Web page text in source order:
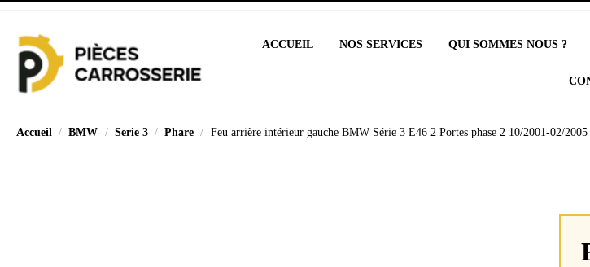
ACCUEIL NOS SERVICES QUI SOMMES NOUS ?
Accueil BMW Serie 3 Phare Feu arrière intérieur gauche BMW Série 3 E46 2 Portes phase 2 10/2001-02/